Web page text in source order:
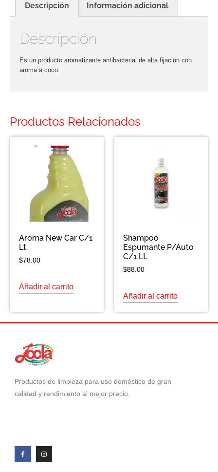
Productos Relacionados
Aroma New Car C/1
Lt.
$78.00
Añadir al carrito
Shampoo
Espumante P/Auto
C/1 Lt.
$88.00
Añadir al carrito
Descripción Información adicional
Descripción
Es un producto aromatizante antibacterial de alta fijación con
aroma a coco.
Productos de limpieza para uso doméstico de gran
calidad y rendimiento al mejor precio.